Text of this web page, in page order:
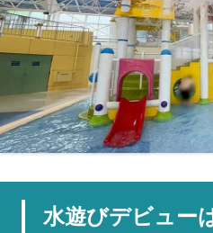
水遊びデビュー